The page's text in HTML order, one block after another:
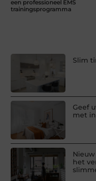
een professioneel EMS
trainingsprogramma
Slim
Geef
met
het